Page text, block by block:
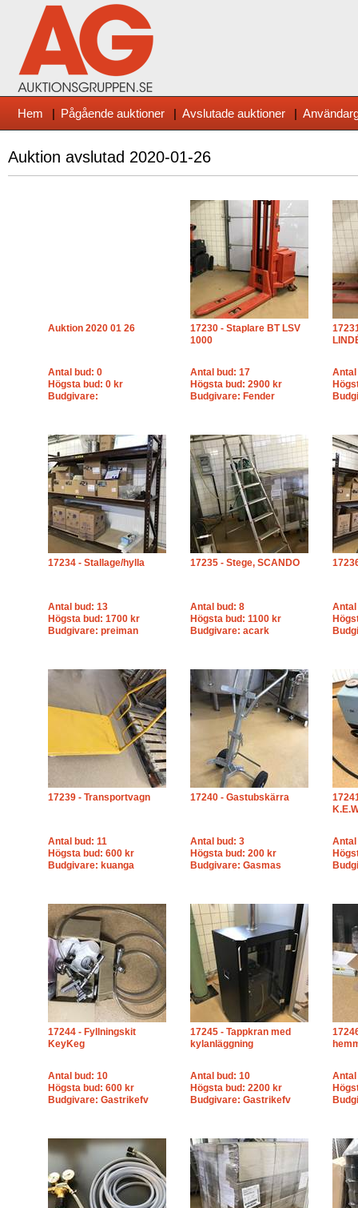
Hem | Pågående auktioner | Avslutade auktioner |
Auktion avslutad 2020-01-26
Auktion 2020 01 26
Antal bud: 0
Högsta bud: 0 kr
Budgivare:
17230 - Staplare BT LSV
1000
Antal bud: 17
Högsta bud: 2900 kr
Budgivare: Fender
Antal
17234 - Stallage/hylla
Antal bud: 13
Högsta bud: 1700 kr
Budgivare: preiman
17235 - Stege, SCANDO
Antal bud: 8
Högsta bud: 1100 kr
Budgivare: acark
Antal
17239 - Transportvagn
Antal bud: 11
Högsta bud: 600 kr
Budgivare: kuanga
17240 - Gastubskärra
Antal bud: 3
Högsta bud: 200 kr
Budgivare: Gasmas
Antal
17244 - Fyllningskit
KeyKeg
Antal bud: 10
Högsta bud: 600 kr
Budgivare: Gastrikefv
17245 - Tappkran med
kylanläggning
Antal bud: 10
Högsta bud: 2200 kr
Budgivare: Gastrikefv
Antal